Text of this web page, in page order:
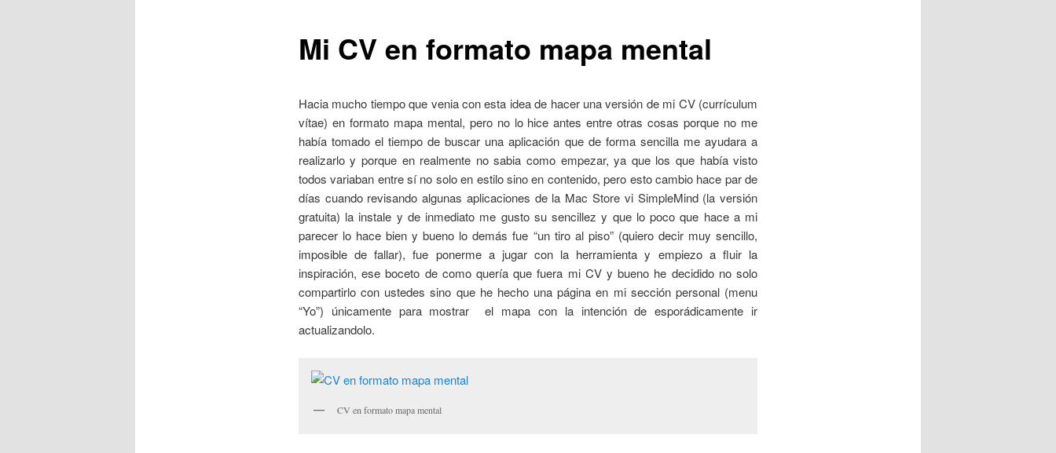
Mi CV en formato mapa mental
Hacia mucho tiempo que venia con esta idea de hacer una versión de mi CV (currículum
vítae) en formato mapa mental, pero no lo hice antes entre otras cosas porque no me
había tomado el tiempo de buscar una aplicación que de forma sencilla me ayudara a
realizarlo y porque en realmente no sabia como empezar, ya que los que había visto
todos variaban entre sí no solo en estilo sino en contenido, pero esto cambio hace par de
días cuando revisando algunas aplicaciones de la Mac Store vi SimpleMind (la versión
gratuita) la instale y de inmediato me gusto su sencillez y que lo poco que hace a mi
parecer lo hace bien y bueno lo demás fue “un tiro al piso” (quiero decir muy sencillo,
imposible de fallar), fue ponerme a jugar con la herramienta y empiezo a fluir la
inspiración, ese boceto de como quería que fuera mi CV y bueno he decidido no solo
compartirlo con ustedes sino que he hecho una página en mi sección personal (menu
“Yo”) únicamente para mostrar el mapa con la intención de esporádicamente ir
actualizandolo.
CV en formato mapa mental